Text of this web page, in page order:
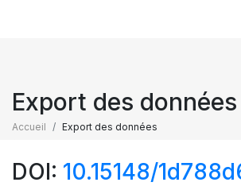
Export des données
Accueil Export des données
DOI: 10.15148/